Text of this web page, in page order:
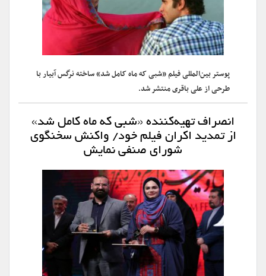
پوستر بین‌المللی فیلم «شبی که ماه کامل شد» ساخته نرگس آبیار با
طرحی از علی باقری منتشر شد.
انصراف تهیه‌کننده «شبی که ماه کامل شد»
از تمدید اکران فیلم خود/ واکنش سخنگوی
شورای صنفی نمایش